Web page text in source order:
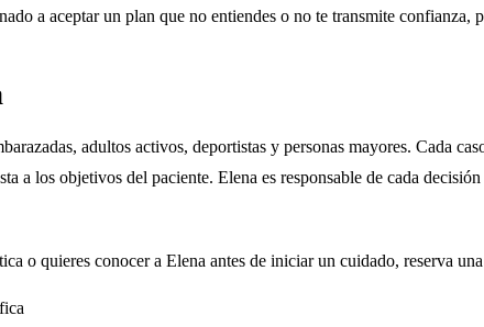
a aceptar un plan que no entiendes o no te transmite confianza,
adultos activos, deportistas y personas mayores. Cada
a los objetivos del paciente. Elena es responsable de cada
o quieres conocer a Elena antes de iniciar un cuidado, reserva